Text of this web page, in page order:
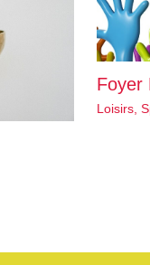
Foyer
Loisirs,